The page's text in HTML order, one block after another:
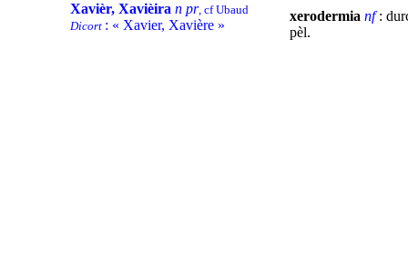
Xavièr, Xavièira n pr, cf Ubaud
Dicort : « Xavier, Xavière »
xerodermia nf:
pèl.